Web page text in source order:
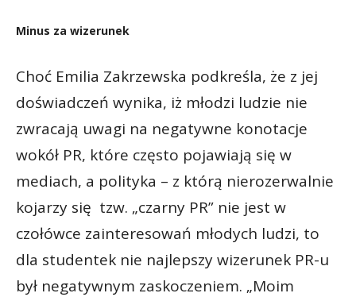
Minus za wizerunek
Choć Emilia Zakrzewska podkreśla, że z jej
doświadczeń wynika, iż młodzi ludzie nie
zwracają uwagi na negatywne konotacje
wokół PR, które często pojawiają się w
mediach, a polityka – z którą nierozerwalnie
kojarzy się tzw. „czarny PR” nie jest w
czołówce zainteresowań młodych ludzi, to
dla studentek nie najlepszy wizerunek PR-u
był negatywnym zaskoczeniem. „Moim